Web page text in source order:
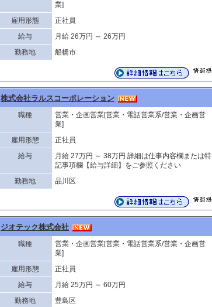
業]
雇用形態
正社員
給与
月給 26万円 ～ 26万円
勤務地
船橋市
株式会社ラルスコーポレーション
職種
営業・企画営業[営業・電話営業系/営業・企画営
業]
雇用形態
正社員
給与
月給 27万円 ～ 38万円 詳細は仕事内容欄または特
記事項欄【給与詳細】をご参照ください
勤務地
品川区
ジオテック株式会社
職種
営業・企画営業[営業・電話営業系/営業・企画営
業]
雇用形態
正社員
給与
月給 25万円 ～ 60万円
勤務地
豊島区